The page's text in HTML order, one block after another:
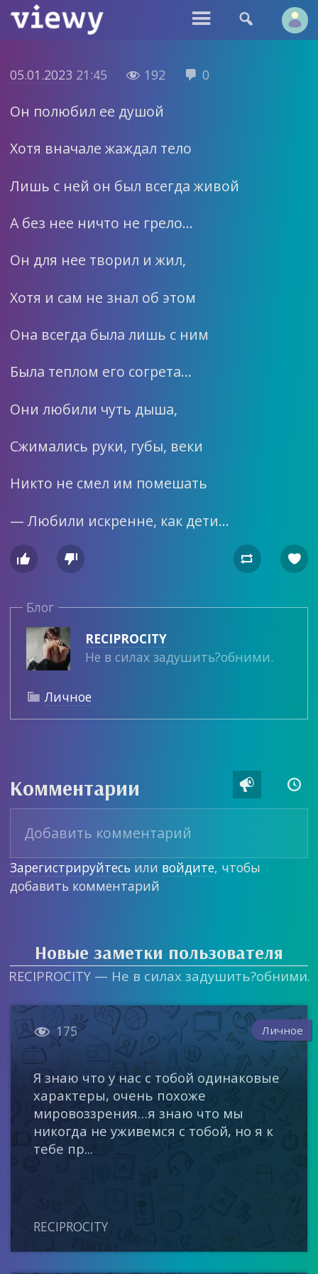
 
05.01.2023 21:45  192  0
Он полюбил ее душой
Хотя вначале жаждал тело
Лишь с ней он был всегда живой
А без нее ничто не грело…
Он для нее творил и жил,
Хотя и сам не знал об этом
Она всегда была лишь с ним
Была теплом его согрета…
Они любили чуть дыша,
Сжимались руки, губы, веки
Никто не смел им помешать
— Любили искренне, как дети…
   
Блог
RECIPROCITY
Не в силах задушить?обними.
 Личное
Комментарии  
Зарегистрируйтесь или войдите, чтобы
добавить комментарий
Новые заметки пользователя
RECIPROCITY — Не в силах задушить?обними.
 175 Личное
Я знаю что у нас с тобой одинаковые
характеры, очень похоже
мировоззрения…я знаю что мы
никогда не уживемся с тобой, но я к
тебе пр...
RECIPROCITY